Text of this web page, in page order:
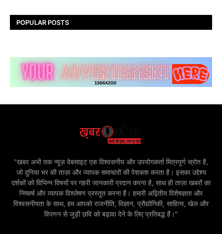
POPULAR POSTS
"खबर अभी तक न्यूज़ वेबसाइट एक विश्वसनीय और उपयोगकर्ता मित्रपूर्ण स्रोत है,
जो दुनिया भर की ताज़ा और व्यापक समाचारों की पेशकश करता है। इसका उद्देश्य
दर्शकों को विभिन्न विषयों पर गहरी जानकारी प्रदान करना है, साथ ही ताज़ा खबरों का
निष्कर्ष और व्यापक विश्लेषण प्रस्तुत करना है। हमारी अद्वितीय विशेषज्ञता और
विश्वसनीयता के साथ, हम आपको राजनीति, विज्ञान, प्रौद्योगिकी, साहित्य, खेल और
विपणन से जुड़ी छवि को बढ़ावा देने के लिए प्रतिबद्ध हैं।"